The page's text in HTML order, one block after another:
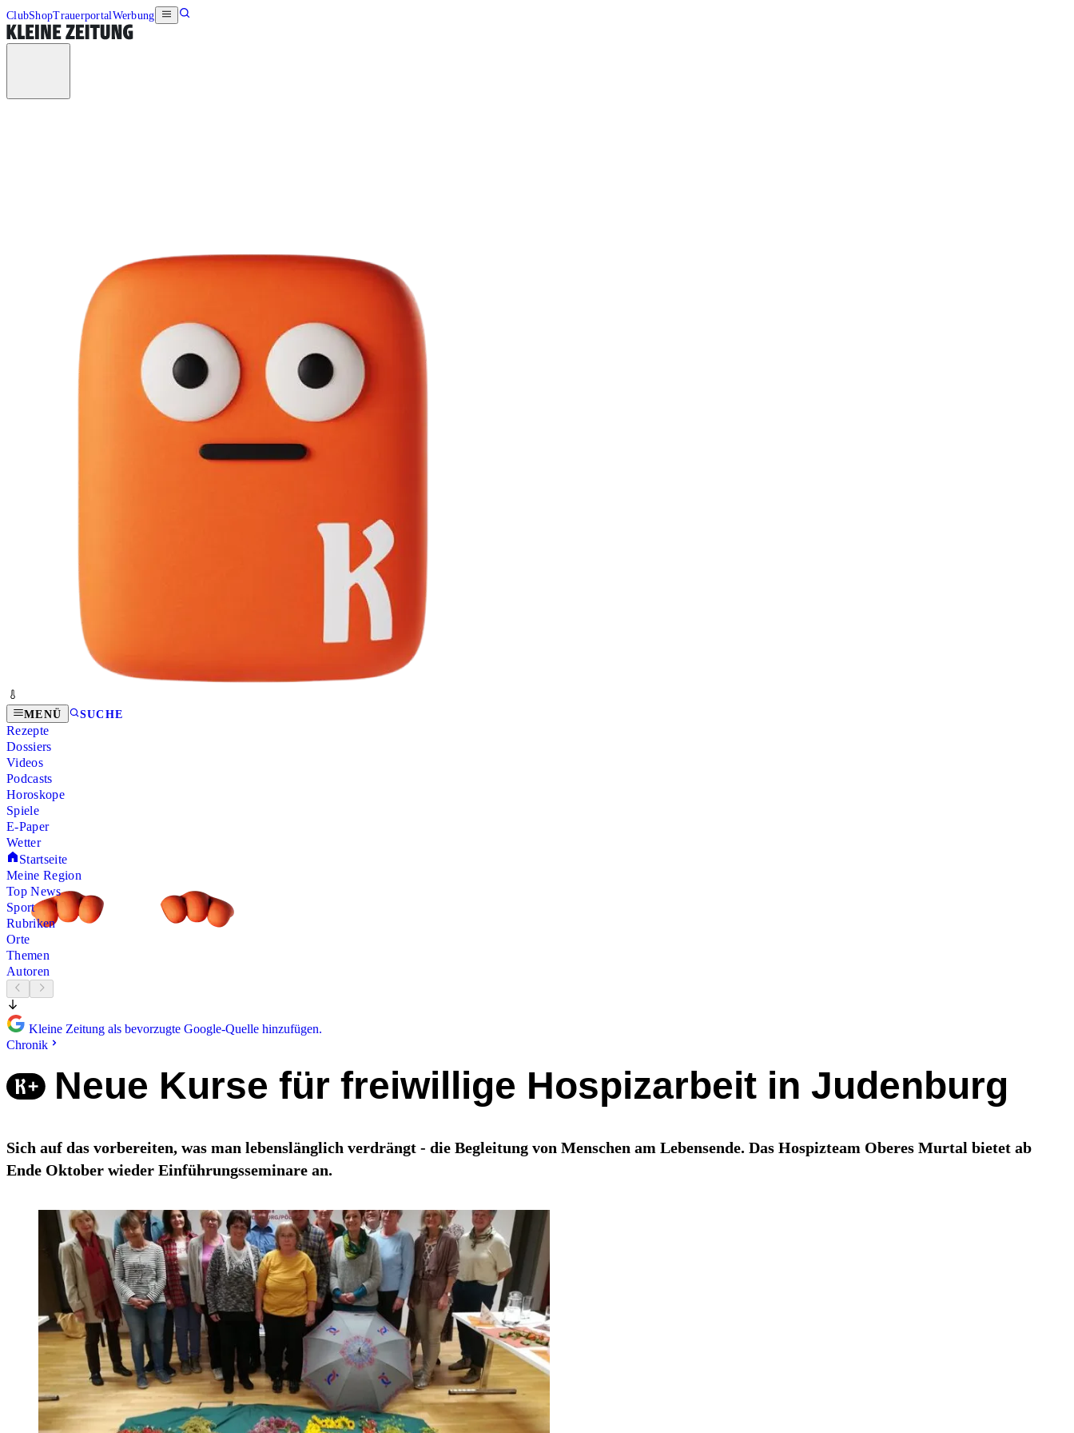
ClubShopTrauerportalWerbung
MENÜ SUCHE
Rezepte
Dossiers
Videos
Podcasts
Horoskope
Spiele
E-Paper
Wetter
Startseite
Meine Region
Top News
Sport
Rubriken
Orte
Themen
Autoren
Kleine Zeitung als bevorzugte Google-Quelle hinzufügen.
Chronik
Neue Kurse für freiwillige Hospizarbeit in Judenburg
Sich auf das vorbereiten, was man lebenslänglich verdrängt - die Begleitung von Menschen am Lebensende. Das Hospizteam Oberes Murtal bietet ab
Ende Oktober wieder Einführungsseminare an.